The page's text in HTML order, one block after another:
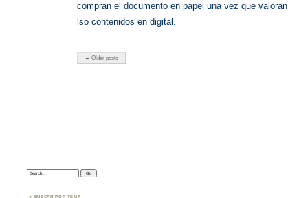
compran el documento en papel una vez que valoran
lso contenidos en digital.
← Older posts
Search:
BUSCAR POR TEMA